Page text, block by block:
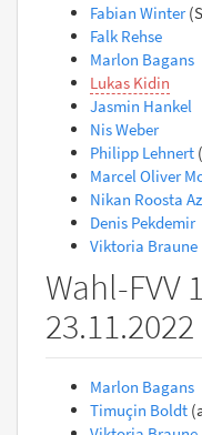
Fabian Winter
Falk Rehse
Marlon Bagans
Lukas Kidin
Jasmin Hankel
Nis Weber
Philipp Lehnert
Marcel Oliver
Nikan Roosta
Denis Pekdemir
Viktoria Braune
Wahl-FVV
23.11.2022
Marlon Bagans
Timuçin Boldt